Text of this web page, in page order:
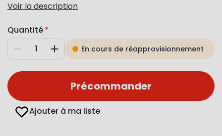
Voir la description
Quantité
Diminuer AugmenterEn cours de réapprovisionnement
Précommander
Ajouter à ma liste